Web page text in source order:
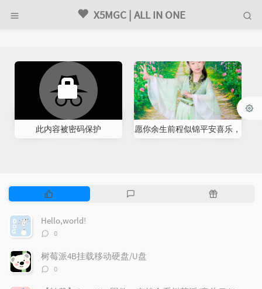
X5MGC | ALL IN ONE
此内容被密码保护
愿你余生前程似锦平安喜乐，
P
o
p
u
a
r
t
R
Hello,world!
评
数：
0
树莓派4B挂载移动硬盘/U盘
评
0